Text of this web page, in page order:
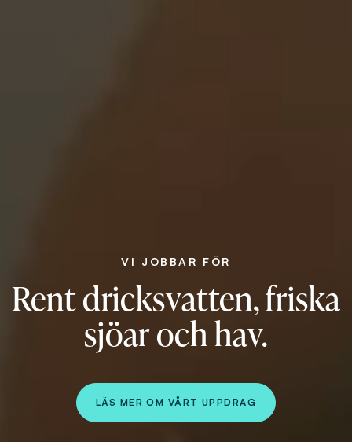
VI JOBBAR FÖR
Rent dricksvatten, friska
sjöar och hav.
LÄS MER OM VÅRT UPPDRAG